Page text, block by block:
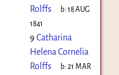
Rolffs
b:18 AUG
1841
9 Catharina
Helena Cornelia
Rolffs
b:21 MAR